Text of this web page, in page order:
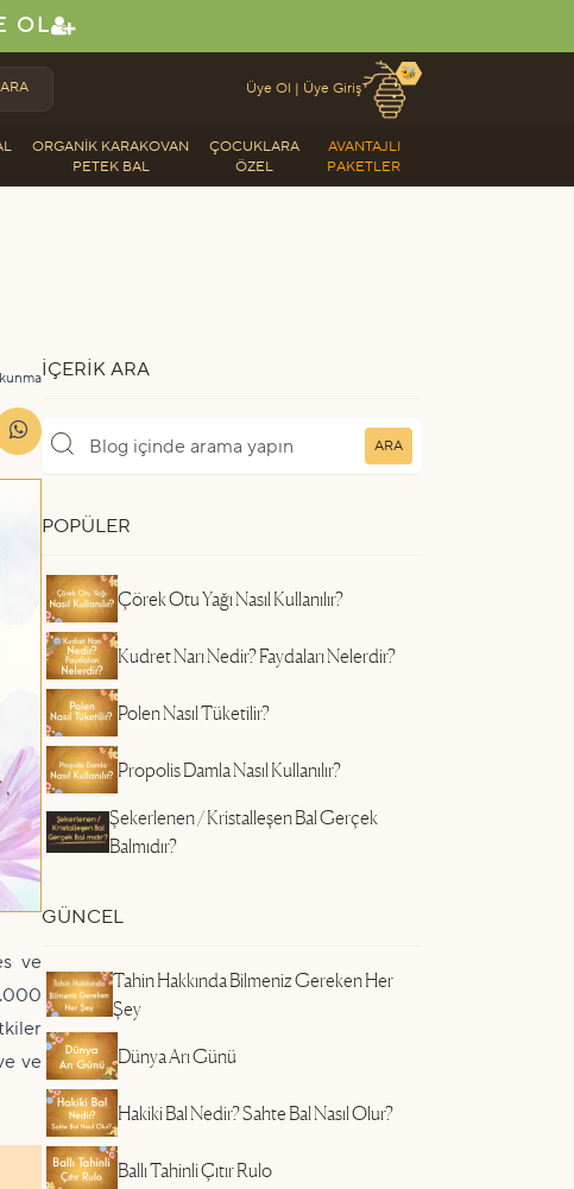
OL
ARA Üye Ol | Üye Giriş
🐝
ORGANIK KARAKOVAN
PETEK BAL
ÇOCUKLARA
ÖZEL
AVANTAJLI
PAKETLER
ve
ve
İÇERIK ARA
ARA
POPÜLER
Çörek Otu Yağı Nasıl Kullanılır?
Kudret Narı Nedir? Faydaları Nelerdir?
Polen Nasıl Tüketilir?
Propolis Damla Nasıl Kullanılır?
Şekerlenen / Kristalleşen Bal Gerçek
Balmıdır?
GÜNCEL
Tahin Hakkında Bilmeniz Gereken Her
Şey
Dünya Arı Günü
Hakiki Bal Nedir? Sahte Bal Nasıl Olur?
Ballı Tahinli Çıtır Rulo